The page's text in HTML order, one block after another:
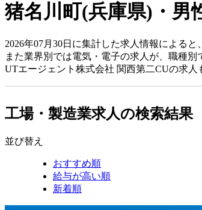
猪名川町(兵庫県)・男
2026年07月30日に集計した求人情報による
また業界別では電気・電子の求人が、職種
UTエージェント株式会社 関西第二CUの求人
工場・製造業求人の検索結果
並び替え
おすすめ順
給与が高い順
新着順